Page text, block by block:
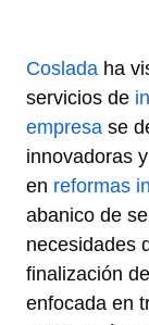
Coslada ha
servicios de
empresa se
innovadoras
en reformas
abanico de
necesidades
finalización
enfocada en